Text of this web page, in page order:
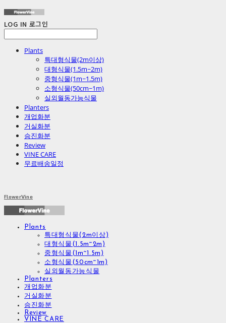
LOG IN 로그인
Plants
특대형식물(2m이상)
대형식물(1.5m~2m)
중형식물(1m~1.5m)
소형식물(50cm~1m)
실외월동가능식물
Planters
개업화분
거실화분
승진화분
Review
VINE CARE
무료배송일정
FlowerVine
Plants
특대형식물(2m이상)
대형식물(1.5m~2m)
중형식물(1m~1.5m)
소형식물(50cm~1m)
실외월동가능식물
Planters
개업화분
거실화분
승진화분
Review
VINE CARE